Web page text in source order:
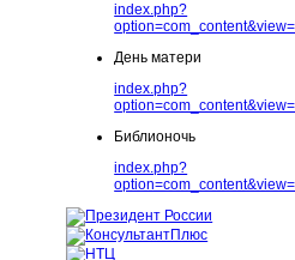
index.php?
День матери
index.php?
Библионочь
index.php?